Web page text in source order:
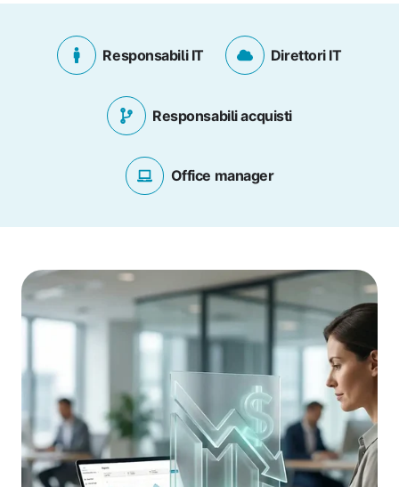
Responsabili IT Direttori IT
Responsabili acquisti
Office manager